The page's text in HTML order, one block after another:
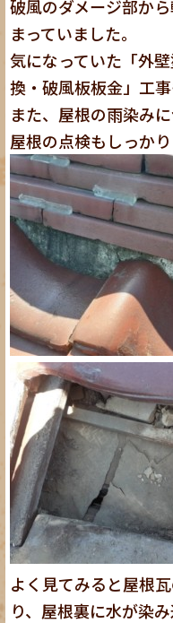
破風のダメージ部か
まっていました。
気になっていた「外
換・破風板板金」工
また、屋根の雨染み
屋根の点検もしっかり
よく見てみると屋根
り、屋根裏に水が染